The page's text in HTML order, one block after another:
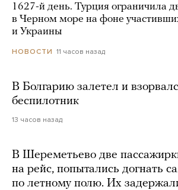
1627-й день. Турция ограничила
в Черном море на фоне
и Украины
НОВОСТИ 11 часов назад
В Болгарию залетел и
беспилотник
13 часов назад
В Шереметьево две
на рейс, попытались догнать
по летному полю. Их